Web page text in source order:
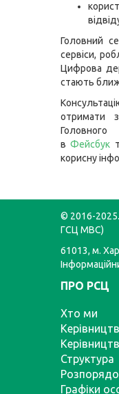
Головний
сервіси,
Цифрова
стають
отримати
вФейсбук
корисну
© 2016-2025.
ГСЦ МВС)
61013, м.
ПРО РСЦ
Хто ми
Структура
Графіки